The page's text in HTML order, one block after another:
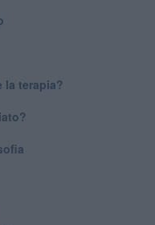
la terapia?